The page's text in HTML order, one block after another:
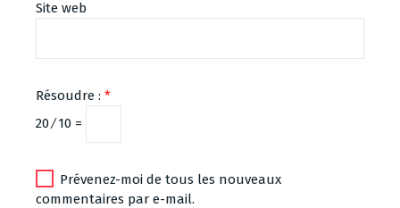
Site web
Résoudre : *
20 ⁄ 10 =
Prévenez-moi de tous les nouveaux
commentaires par e-mail.